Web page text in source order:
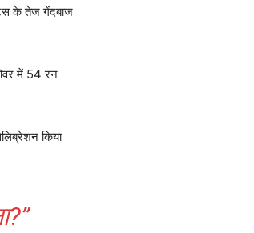
के तेज गेंदबाज
में 54 रन
किया